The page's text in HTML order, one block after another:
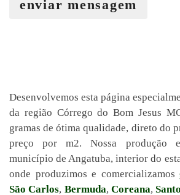
enviar mensagem
Desenvolvemos esta página
da região Córrego do Bom Jesus
gramas de ótima qualidade, direto do
preço por m2. Nossa produção
município de Angatuba, interior do
onde produzimos e comercializamos
São Carlos, Bermuda, Coreana,